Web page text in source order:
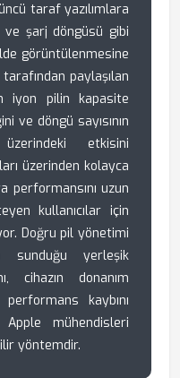
taraf yazılımlara
ve şarj döngüsü gibi
görüntülenmesine
paylaşılan
iyon pilin kapasite
ve döngü sayısının
etkisini
üzerinden kolayca
performansını uzun
kullanıcılar için
Doğru pil yönetimi
sunduğu yerleşik
cihazın donanım
kaybını
mühendisleri
yöntemdir.